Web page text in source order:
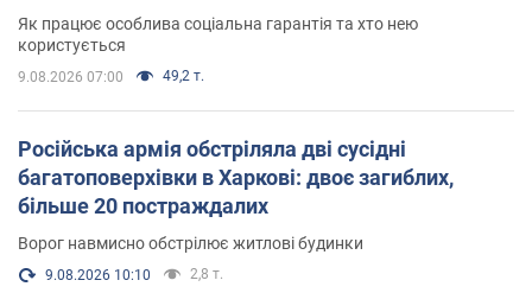
Як працює особлива соціальна гарантія та хто нею
користується
9.08.2026 07:00 49,2 т.
Російська армія обстріляла дві сусідні
багатоповерхівки в Харкові: двоє загиблих,
більше 20 постраждалих
Ворог навмисно обстрілює житлові будинки
9.08.2026 10:10 2,8 т.